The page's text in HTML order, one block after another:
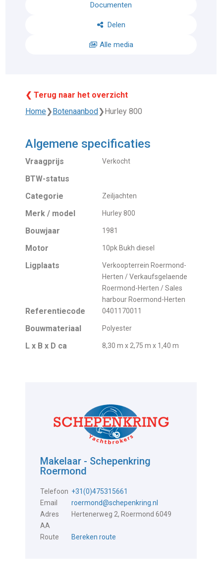
Documenten
Delen
Alle media
❮ Terug naar het overzicht
Home❯ Botenaanbod ❯ Hurley 800
Algemene specificaties
Vraagprijs Verkocht
BTW-status
Categorie
Zeiljachten
Merk / model Hurley 800
Bouwjaar 1981
Motor 10pk Bukh diesel
Ligplaats
Verkoopterrein Roermond-
Herten / Verkaufsgelaende
Roermond-Herten / Sales
harbour Roermond-Herten
Referentiecode 0401170011
Bouwmateriaal Polyester
L x B x D ca 8,30 m x 2,75 m x 1,40 m
Makelaar - Schepenkring
Roermond
Telefoon +31(0)475315661
Email
roermond@schepenkring.nl
Adres
Hertenerweg 2, Roermond 6049
AA
Route
Bereken route